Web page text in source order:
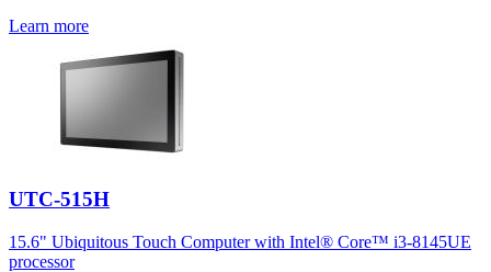
Learn more
UTC-515H
15.6" Ubiquitous Touch Computer with Intel® Core™ i3-8145UE
processor